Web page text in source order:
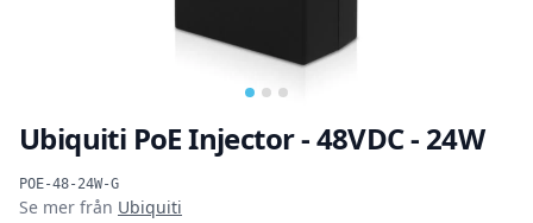
Ubiquiti PoE Injector - 48VDC - 24W
POE-48-24W-G
Produktinformation
Se mer från Ubiquiti